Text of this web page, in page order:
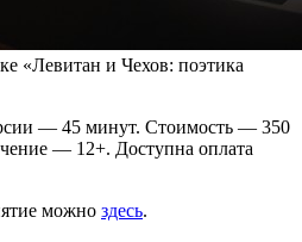
«Левитан и Чехов: поэтика
— 45 минут. Стоимость — 350
— 12+. Доступна оплата
можно здесь.